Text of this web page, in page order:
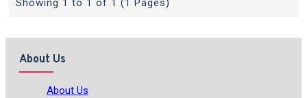
Showing 1 to 1 of 1 (1 Pages)
About Us
About Us